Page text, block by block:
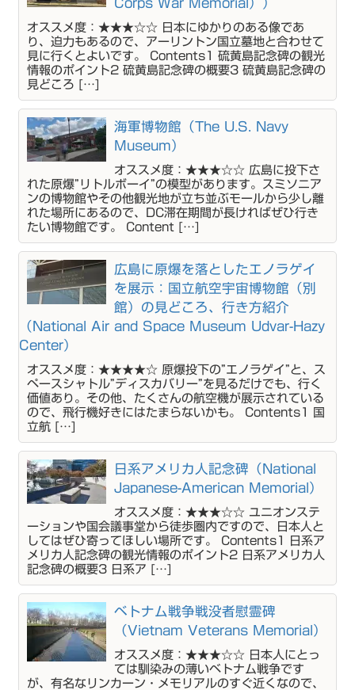
オススメ度：★★★☆☆ 日本にゆかりのある像であ
り、迫力もあるので、アーリントン国立墓地と合わせて
見に行くとよいです。 Contents1 硫黄島記念碑の観光
情報のポイント2 硫黄島記念碑の概要3 硫黄島記念碑の
見どころ […]
海軍博物館（The U.S. Navy
Museum）
オススメ度：★★★☆☆ 広島に投下さ
れた原爆”リトルボーイ”の模型があります。スミソニア
ンの博物館やその他観光地が立ち並ぶモールから少し離
れた場所にあるので、DC滞在期間が長ければぜひ行き
たい博物館です。 Content […]
広島に原爆を落としたエノラゲイ
を展示：国立航空宇宙博物館（別
館）の見どころ、行き方紹介
（National Air and Space Museum Udvar-Hazy
Center）
オススメ度：★★★★☆ 原爆投下の”エノラゲイ”と、ス
ペースシャトル”ディスカバリー”を見るだけでも、行く
価値あり。その他、たくさんの航空機が展示されている
ので、飛行機好きにはたまらないかも。 Contents1 国
立航 […]
日系アメリカ人記念碑（National
Japanese-American Memorial）
オススメ度：★★★☆☆ ユニオンステ
ーションや国会議事堂から徒歩圏内ですので、日本人と
してはぜひ寄ってほしい場所です。 Contents1 日系ア
メリカ人記念碑の観光情報のポイント2 日系アメリカ人
記念碑の概要3 日系ア […]
ベトナム戦争戦没者慰霊碑
（Vietnam Veterans Memorial）
オススメ度：★★★☆☆ 日本人にとっ
ては馴染みの薄いベトナム戦争です
が、有名なリンカーン・メモリアルのすぐ近くなので、